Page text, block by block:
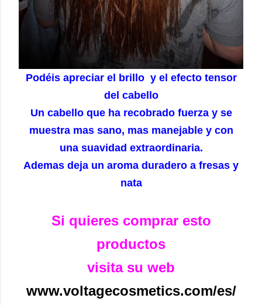
Podéis apreciar el brillo y el efecto tensor
del cabello
Un cabello que ha recobrado fuerza y se
muestra mas sano, mas manejable y con
una suavidad extraordinaria.
Ademas deja un aroma duradero a fresas y
nata
Si quieres comprar esto
productos
visita su web
www.voltagecosmetics.com/es/